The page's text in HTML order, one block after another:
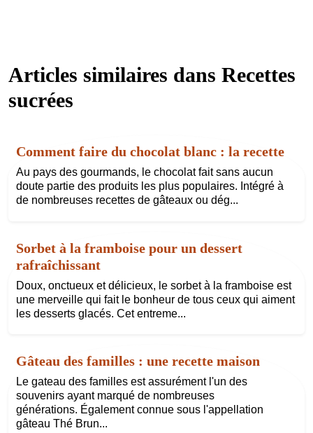
Articles similaires dans Recettes
sucrées
Comment faire du chocolat blanc : la recette
Au pays des gourmands, le chocolat fait sans aucun
doute partie des produits les plus populaires. Intégré à
de nombreuses recettes de gâteaux ou dég...
Sorbet à la framboise pour un dessert
rafraîchissant
Doux, onctueux et délicieux, le sorbet à la framboise est
une merveille qui fait le bonheur de tous ceux qui aiment
les desserts glacés. Cet entreme...
Gâteau des familles : une recette maison
Le gateau des familles est assurément l'un des
souvenirs ayant marqué de nombreuses
générations. Également connue sous l'appellation
gâteau Thé Brun...